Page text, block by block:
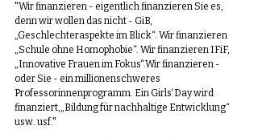
"Wir finanzieren - eigentlich finanzieren Sie es,
denn wir wollen das nicht - GiB,
„Geschlechteraspekte im Blick“. Wir finanzieren
„Schule ohne Homophobie“. Wir finanzieren IFiF,
„Innovative Frauen im Fokus“.Wir finanzieren -
oder Sie - ein millionenschweres
Professorinnenprogramm. Ein Girls‘ Day wird
finanziert,„Bildung für nachhaltige Entwicklung“
usw. usf."